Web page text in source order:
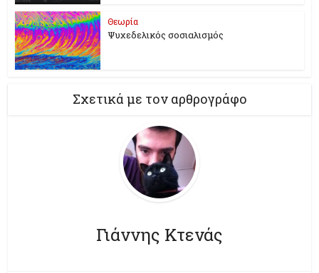
Θεωρία
Ψυχεδελικός σοσιαλισμός
Σχετικά με τον αρθρογράφο
Γιάννης Κτενάς